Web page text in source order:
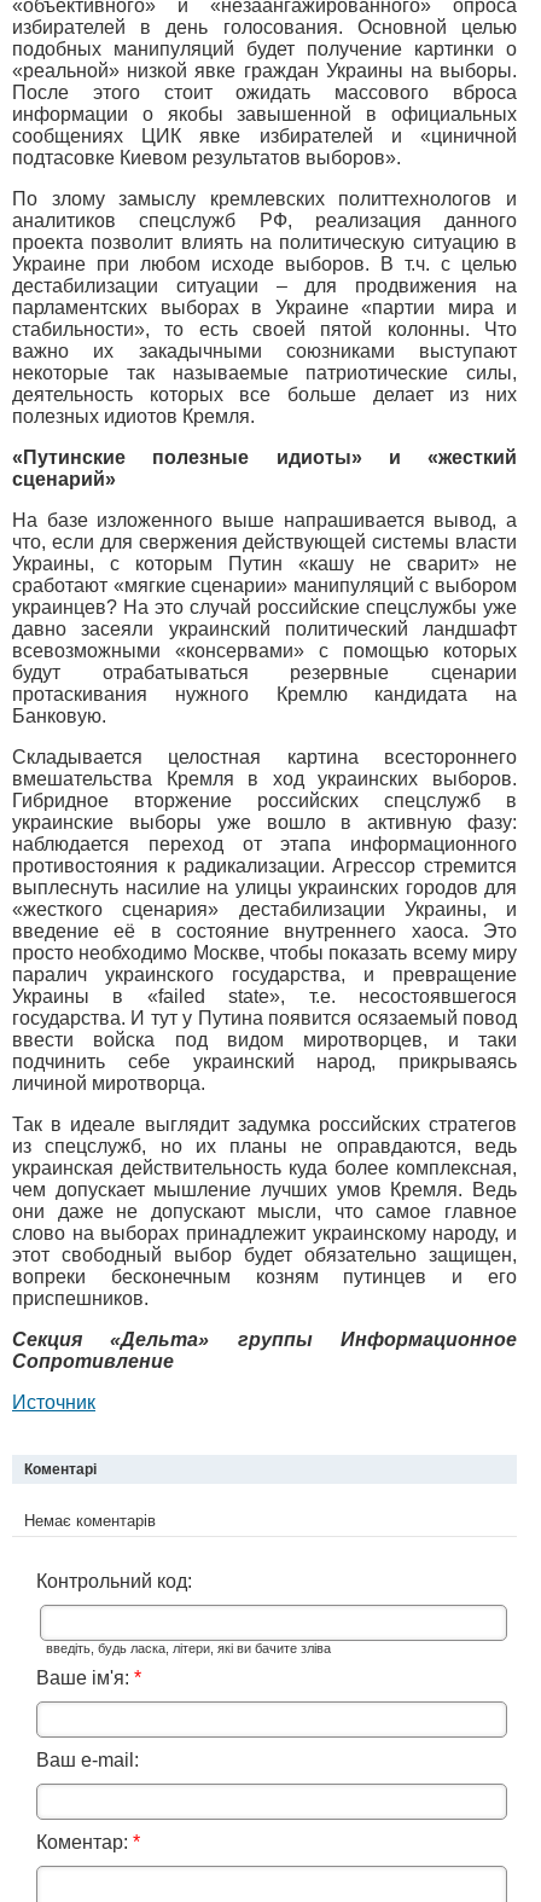
«объективного» и «незаангажированного» опроса
избирателей в день голосования. Основной целью
подобных манипуляций будет получение картинки о
«реальной» низкой явке граждан Украины на выборы.
После этого стоит ожидать массового вброса
информации о якобы завышенной в официальных
сообщениях ЦИК явке избирателей и «циничной
подтасовке Киевом результатов выборов».
По злому замыслу кремлевских политтехнологов и
аналитиков спецслужб РФ, реализация данного
проекта позволит влиять на политическую ситуацию в
Украине при любом исходе выборов. В т.ч. с целью
дестабилизации ситуации – для продвижения на
парламентских выборах в Украине «партии мира и
стабильности», то есть своей пятой колонны. Что
важно их закадычными союзниками выступают
некоторые так называемые патриотические силы,
деятельность которых все больше делает из них
полезных идиотов Кремля.
«Путинские полезные идиоты» и «жесткий
сценарий»
На базе изложенного выше напрашивается вывод, а
что, если для свержения действующей системы власти
Украины, с которым Путин «кашу не сварит» не
сработают «мягкие сценарии» манипуляций с выбором
украинцев? На это случай российские спецслужбы уже
давно засеяли украинский политический ландшафт
всевозможными «консервами» с помощью которых
будут отрабатываться резервные сценарии
протаскивания нужного Кремлю кандидата на
Банковую.
Складывается целостная картина всестороннего
вмешательства Кремля в ход украинских выборов.
Гибридное вторжение российских спецслужб в
украинские выборы уже вошло в активную фазу:
наблюдается переход от этапа информационного
противостояния к радикализации. Агрессор стремится
выплеснуть насилие на улицы украинских городов для
«жесткого сценария» дестабилизации Украины, и
введение её в состояние внутреннего хаоса. Это
просто необходимо Москве, чтобы показать всему миру
паралич украинского государства, и превращение
Украины в «failed state», т.е. несостоявшегося
государства. И тут у Путина появится осязаемый повод
ввести войска под видом миротворцев, и таки
подчинить себе украинский народ, прикрываясь
личиной миротворца.
Так в идеале выглядит задумка российских стратегов
из спецслужб, но их планы не оправдаются, ведь
украинская действительность куда более комплексная,
чем допускает мышление лучших умов Кремля. Ведь
они даже не допускают мысли, что самое главное
слово на выборах принадлежит украинскому народу, и
этот свободный выбор будет обязательно защищен,
вопреки бесконечным козням путинцев и его
приспешников.
Секция «Дельта» группы Информационное
Сопротивление
Источник
Коментарі
Немає коментарів
Контрольний код:
введіть, будь ласка, літери, які ви бачите зліва
Ваше ім'я: *
Ваш e-mail:
Коментар: *